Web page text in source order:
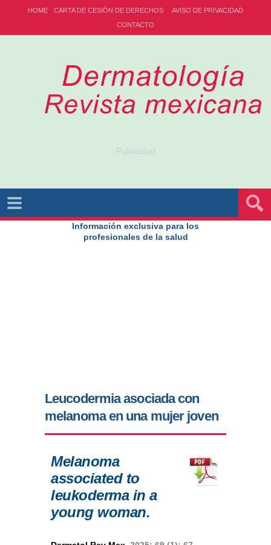
HOME CARTA DE CESIÓN DE DERECHOS
AVISO DE PRIVACIDAD
CONTACTO
Publicidad
Información exclusiva para los
profesionales de la salud
Leucodermia asociada con
melanoma en una mujer joven
Melanoma
associated to
leukoderma in a
young woman.